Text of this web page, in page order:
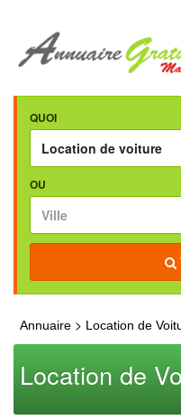
QUOI
OU
Annuaire > Location de
Location de